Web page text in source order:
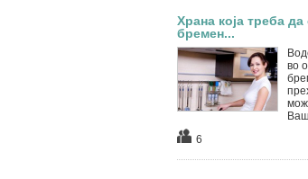
Храна која треба
бремен...
во
6